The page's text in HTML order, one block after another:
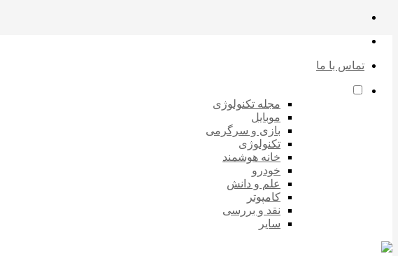
تماس با ما
مجله تکنولوژی
موبایل
بازی و سرگرمی
تکنولوژی
خانه هوشمند
خودرو
علم و دانش
کامپوتر
نقد و بررسی
سایر